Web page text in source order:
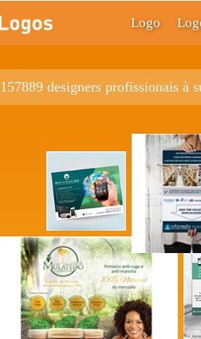
Logo
157889 designers profissionais à